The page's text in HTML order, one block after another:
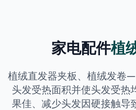
家电配件植
植绒直发器夹板、植绒发卷
头发受热面积并使头发受热
果佳、减少头发因硬接触导